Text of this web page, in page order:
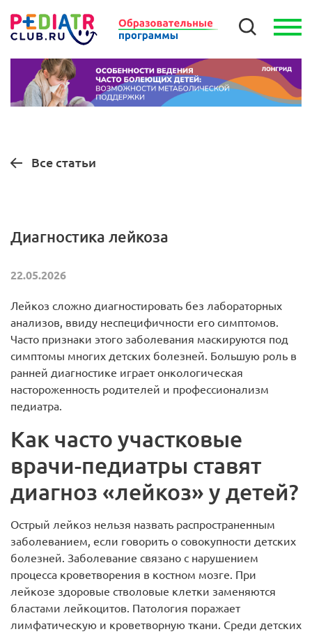
Все статьи
Ди­аг­ности­ка лейкоза
22.05.2026
Лейкоз сложно диагностировать без лабораторных
анализов, ввиду неспецифичности его симптомов.
Часто признаки этого заболевания маскируются под
симптомы многих детских болезней. Большую роль в
ранней диагностике играет онкологическая
настороженность родителей и профессионализм
педиатра.
Как часто участковые
врачи-педиатры ставят
диагноз «лейкоз» у детей?
Острый лейкоз нельзя назвать распространенным
заболеванием, если говорить о совокупности детских
болезней. Заболевание связано с нарушением
процесса кроветворения в костном мозге. При
лейкозе здоровые стволовые клетки заменяются
бластами лейкоцитов. Патология поражает
лимфатическую и кроветворную ткани. Среди детских